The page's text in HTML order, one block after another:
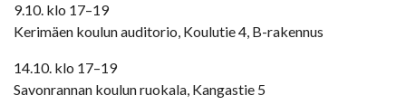
9.10. klo 17–19
Kerimäen koulun auditorio, Koulutie 4, B-rakennus
14.10. klo 17–19
Savonrannan koulun ruokala, Kangastie 5